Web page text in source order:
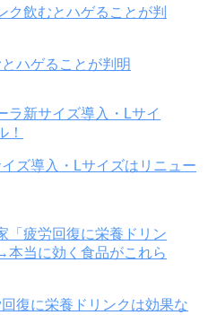
ハゲることが判明
イズ導入・Lサイズはリニュー
回復に栄養ドリンクは効果な